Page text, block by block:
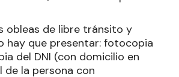
obleas de libre tránsito y
hay que presentar: fotocopia
del DNI (con domicilio en
de la persona con